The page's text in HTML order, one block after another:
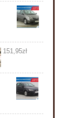
151,95zł